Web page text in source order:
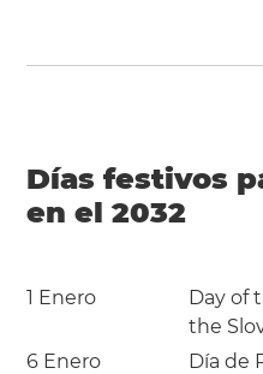
Días festivos
en el 2032
1 Enero
Day of
the
6 Enero
Día de